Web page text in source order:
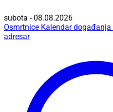
subota - 08.08.2026
Osmrtnice Kalendar događanja
adresar